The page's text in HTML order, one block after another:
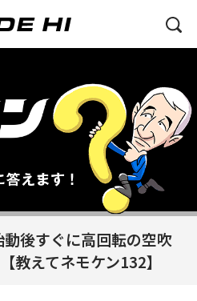
動後すぐに高回転の空吹
教えてネモケン132】